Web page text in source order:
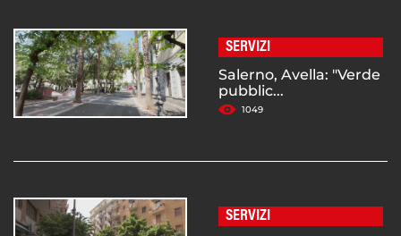
SERVIZI
Salerno, Avella: "Verde
pubblic...
1049
SERVIZI